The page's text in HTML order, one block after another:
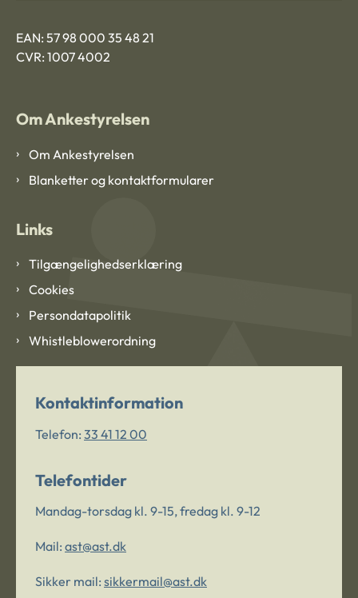
EAN: 57 98 000 35 48 21
CVR: 1007 4002
Om Ankestyrelsen
Om Ankestyrelsen
Blanketter og kontaktformularer
Links
Tilgængelighedserklæring
Cookies
Persondatapolitik
Whistleblowerordning
Kontaktinformation
Telefon: 33 41 12 00
Telefontider
Mandag-torsdag kl. 9-15, fredag kl. 9-12
Mail: ast@ast.dk
Sikker mail: sikkermail@ast.dk